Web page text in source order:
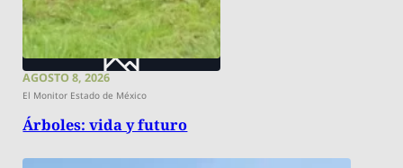
AGOSTO 8, 2026
El Monitor Estado de México
Árboles: vida y futuro